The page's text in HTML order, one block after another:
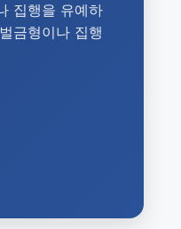
집행을 유예하
금형이나 집행